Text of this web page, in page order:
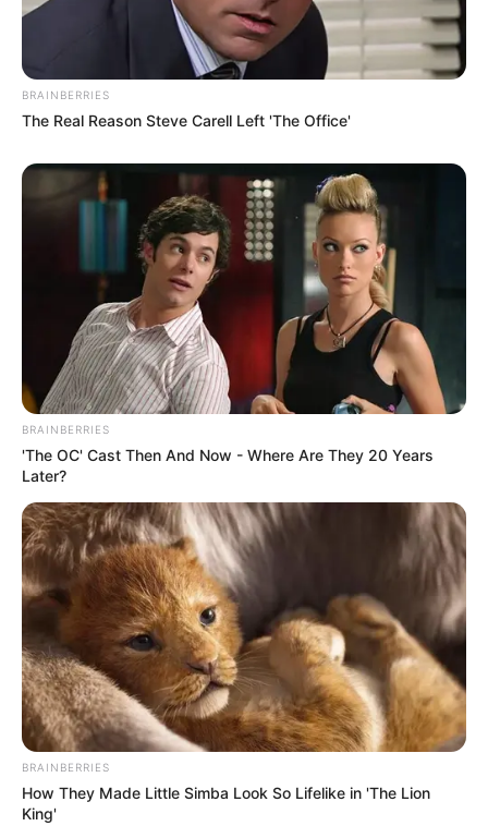
BRAINBERRIES
The Real Reason Steve Carell Left 'The Office'
BRAINBERRIES
'The OC' Cast Then And Now - Where Are They 20 Years
Later?
BRAINBERRIES
How They Made Little Simba Look So Lifelike in 'The Lion
King'